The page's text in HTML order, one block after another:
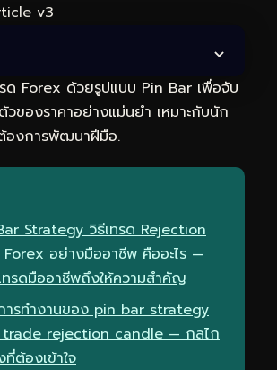
v3
ด Forex ด้วยรูปแบบ Pin Bar เพื่อจับ
วของราคาอย่างแม่นยำ เหมาะกับนัก
องการพัฒนาฝีมือ.
Strategy วิธีเทรด Rejection
อย่างมืออาชีพ คืออะไร —
ทรดมืออาชีพถึงให้ความสำคัญ
ารทำงานของ pin bar strategy
rejection candle — กลไก
ต้องเข้าใจ